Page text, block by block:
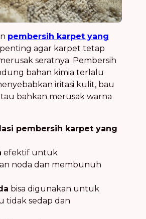
pembersih karpet yang
agar karpet tetap
seratnya. Pembersih
bahan kimia terlalu
iritasi kulit, bau
bahkan merusak warna
pembersih karpet yang
efektif untuk
noda dan membunuh
bisa digunakan untuk
tidak sedap dan